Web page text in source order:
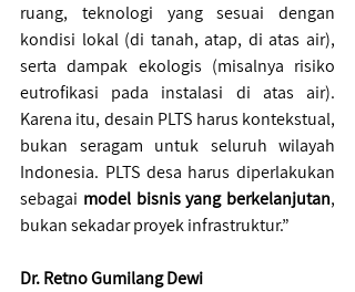
ruang, teknologi yang sesuai dengan
kondisi lokal (di tanah, atap, di atas air),
serta dampak ekologis (misalnya risiko
eutrofikasi pada instalasi di atas air).
Karena itu, desain PLTS harus kontekstual,
bukan seragam untuk seluruh wilayah
Indonesia. PLTS desa harus diperlakukan
sebagai model bisnis yang berkelanjutan,
bukan sekadar proyek infrastruktur.”
Dr. Retno Gumilang Dewi